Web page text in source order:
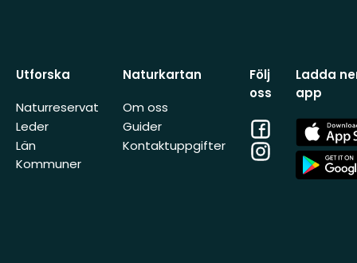
Utforska
Naturreservat
Leder
Län
Kommuner
Naturkartan
Om oss
Guider
Kontaktuppgifter
Följ
oss
Facebook
Instagram
Ladda
app
App
Store
App
Store